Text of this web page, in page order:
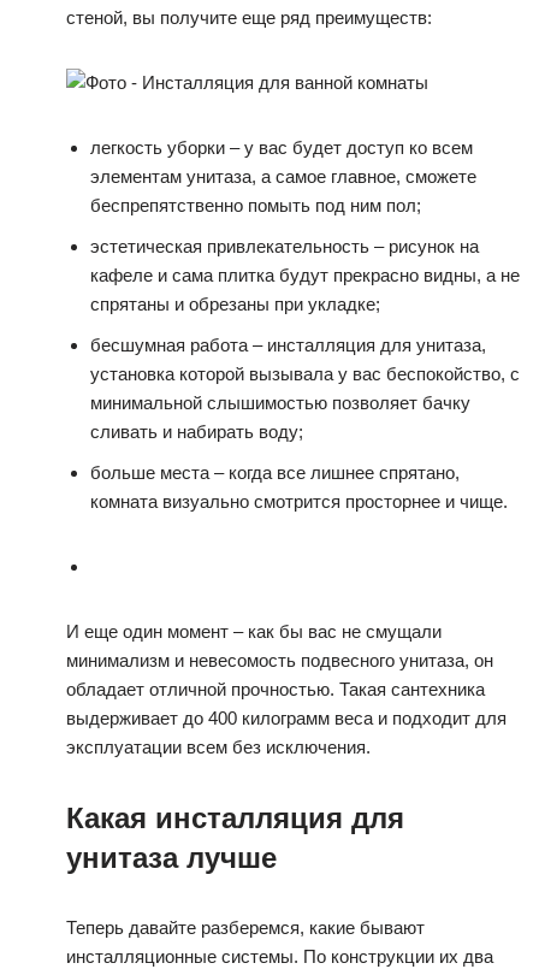
стеной, вы получите еще ряд преимуществ:
легкость уборки – у вас будет доступ ко всем
элементам унитаза, а самое главное, сможете
беспрепятственно помыть под ним пол;
эстетическая привлекательность – рисунок на
кафеле и сама плитка будут прекрасно видны, а не
спрятаны и обрезаны при укладке;
бесшумная работа – инсталляция для унитаза,
установка которой вызывала у вас беспокойство, с
минимальной слышимостью позволяет бачку
сливать и набирать воду;
больше места – когда все лишнее спрятано,
комната визуально смотрится просторнее и чище.
И еще один момент – как бы вас не смущали
минимализм и невесомость подвесного унитаза, он
обладает отличной прочностью. Такая сантехника
выдерживает до 400 килограмм веса и подходит для
эксплуатации всем без исключения.
Какая инсталляция для
унитаза лучше
Теперь давайте разберемся, какие бывают
инсталляционные системы. По конструкции их два